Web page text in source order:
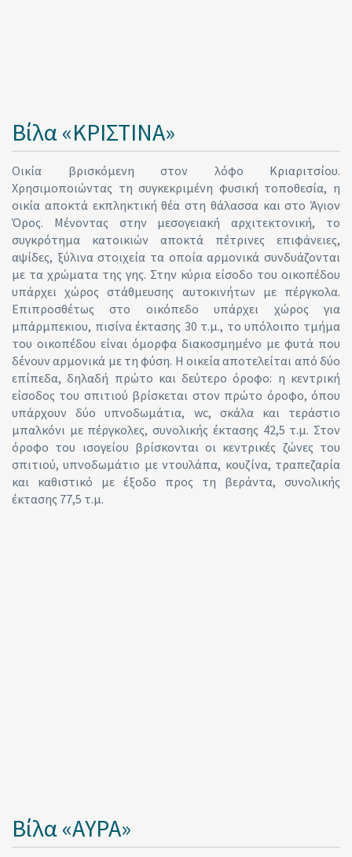
Βίλα «ΚΡΙΣΤΙΝΑ»
Οικία βρισκόμενη στον λόφο Κριαριτσίου.
Χρησιμοποιώντας τη συγκεκριμένη φυσική τοποθεσία, η
οικία αποκτά εκπληκτική θέα στη θάλασσα και στο Άγιον
Όρος. Μένοντας στην μεσογειακή αρχιτεκτονική, το
συγκρότημα κατοικιών αποκτά πέτρινες επιφάνειες,
αψίδες, ξύλινα στοιχεία τα οποία αρμονικά συνδυάζονται
με τα χρώματα της γης. Στην κύρια είσοδο του οικοπέδου
υπάρχει χώρος στάθμευσης αυτοκινήτων με πέργκολα.
Επιπροσθέτως στο οικόπεδο υπάρχει χώρος για
μπάρμπεκιου, πισίνα έκτασης 30 τ.μ., το υπόλοιπο τμήμα
του οικοπέδου είναι όμορφα διακοσμημένο με φυτά που
δένουν αρμονικά με τη φύση. Η οικεία αποτελείται από δύο
επίπεδα, δηλαδή πρώτο και δεύτερο όροφο: η κεντρική
είσοδος του σπιτιού βρίσκεται στον πρώτο όροφο, όπου
υπάρχουν δύο υπνοδωμάτια, wc, σκάλα και τεράστιο
μπαλκόνι με πέργκολες, συνολικής έκτασης 42,5 τ.μ. Στον
όροφο του ισογείου βρίσκονται οι κεντρικές ζώνες του
σπιτιού, υπνοδωμάτιο με ντουλάπα, κουζίνα, τραπεζαρία
και καθιστικό με έξοδο προς τη βεράντα, συνολικής
έκτασης 77,5 τ.μ.
Βίλα «ΑΥΡΑ»